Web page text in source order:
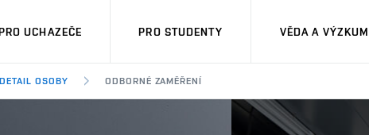
UCHAZEČE PRO STUDENTY VĚDA A VÝZKUM
DETAIL OSOBY ODBORNÉ ZAMĚŘENÍ